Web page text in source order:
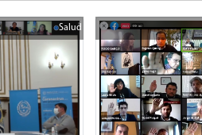
Salud